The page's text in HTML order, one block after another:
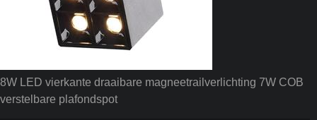
8W LED vierkante draaibare magneetrailverlichting 7W COB
verstelbare plafondspot